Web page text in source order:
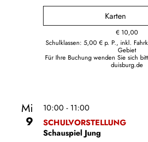
Karten
€ 10,00
Schulklassen: 5,00 € p. P., inkl.
Gebiet
Für Ihre Buchung wenden Sie sich
duisburg.de
Mi
9
10:00 - 11:00
SCHULVORSTELLUNG
Schauspiel Jung